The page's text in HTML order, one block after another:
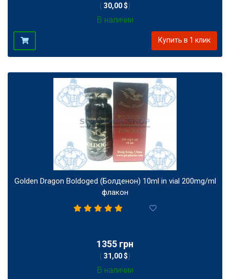
( 30,00 $)
В наличии
Купить в 1 клик
Golden Dragon Boldoged (Болденон) 10ml in vial 200mg/ml
флакон
1355 грн
( 31,00 $)
В наличии